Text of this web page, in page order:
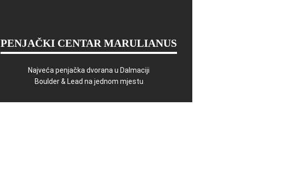
PENJAČKI CENTAR MARULIANUS
Najveća penjačka dvorana u Dalmaciji
Boulder & Lead na jednom mjestu